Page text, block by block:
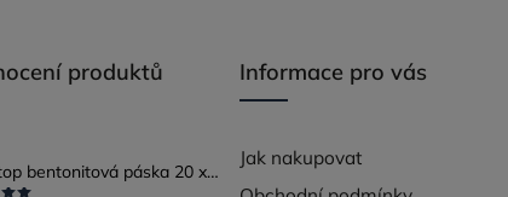
produktů
RedStop bentonitová páska 20 x 25
Informace pro vás
Jak nakupovat